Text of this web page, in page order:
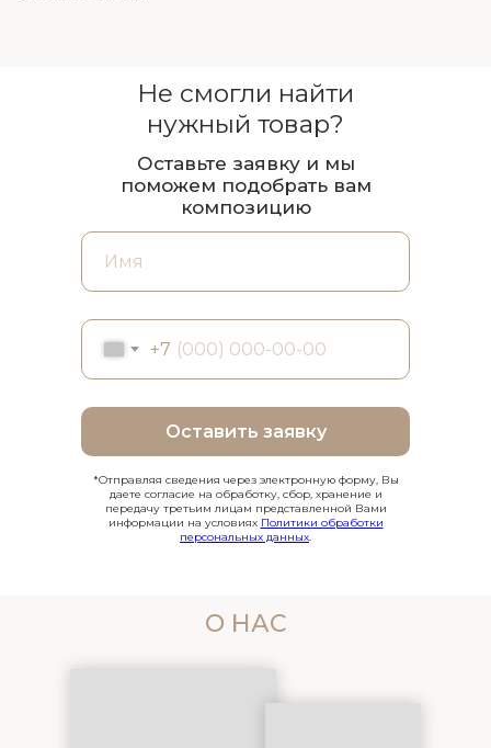
+7
Оставить заявку
Не смогли найти
нужный товар?
Оставьте заявку и мы
поможем подобрать вам
композицию
*Отправляя сведения через электронную форму, Вы
даете согласие на обработку, сбор, хранение и
передачу третьим лицам представленной Вами
информации на условиях Политики обработки
персональных данных.
О НАС